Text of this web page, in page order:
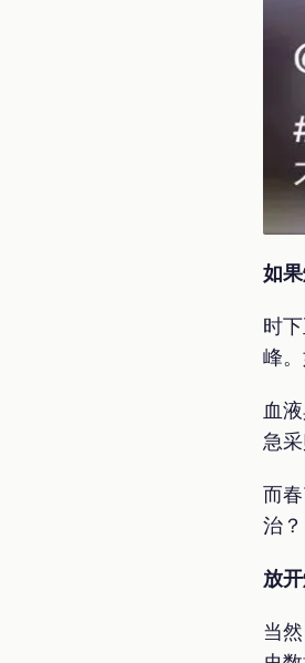
如
时
峰
血
急
而
治？
放
当